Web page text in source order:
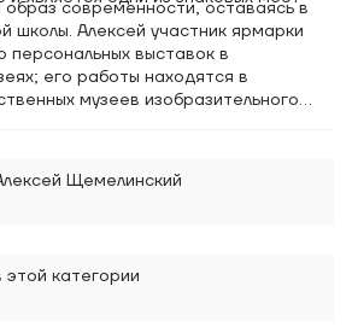
Щемелинский
категории
современности, оставаясь в
школы. Алексей участник ярмарки
персональных выставок в
его работы находятся в
музеев изобразительного